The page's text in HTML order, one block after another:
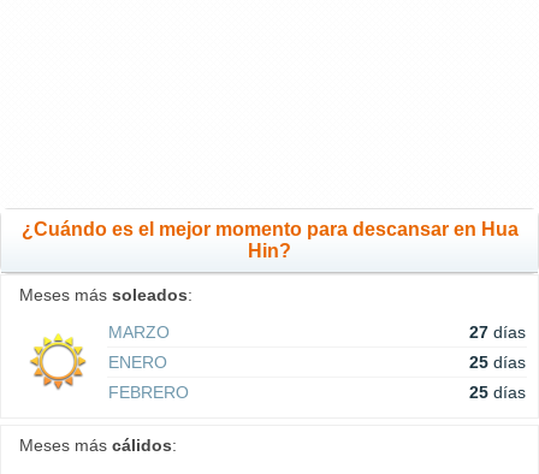
¿Cuándo es el mejor momento para descansar en Hua
Hin?
Meses más soleados:
MARZO
27 días
ENERO
25 días
FEBRERO
25 días
Meses más cálidos: